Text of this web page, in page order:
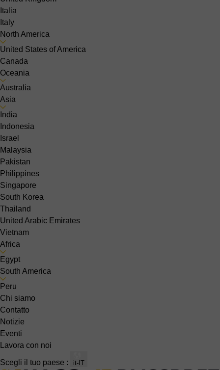
Italia
Italy
North America
United States of America
Canada
Oceania
Australia
Asia
India
Indonesia
Israel
Malaysia
Pakistan
Philippines
Singapore
South Korea
Thailand
United Arabic Emirates
Vietnam
Africa
Egypt
South America
Peru
Chi siamo
Contatto
Notizie
Eventi
Lavora con noi
Scegli il tuo paese : it-IT